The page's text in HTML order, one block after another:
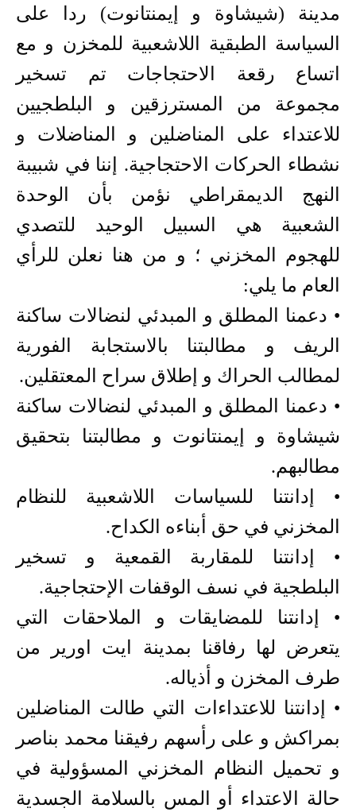
مدينة (شيشاوة و إيمنتانوت) ردا على
السياسة الطبقية اللاشعبية للمخزن و مع
اتساع رقعة الاحتجاجات تم تسخير
مجموعة من المسترزقين و البلطجيين
للاعتداء على المناضلين و المناضلات و
نشطاء الحركات الاحتجاجية. إننا في شبيبة
النهج الديمقراطي نؤمن بأن الوحدة
الشعبية هي السبيل الوحيد للتصدي
للهجوم المخزني ؛ و من هنا نعلن للرأي
العام ما يلي:
• دعمنا المطلق و المبدئي لنضالات ساكنة
الريف و مطالبتنا بالاستجابة الفورية
لمطالب الحراك و إطلاق سراح المعتقلين.
• دعمنا المطلق و المبدئي لنضالات ساكنة
شيشاوة و إيمنتانوت و مطالبتنا بتحقيق
مطالبهم.
• إدانتنا للسياسات اللاشعبية للنظام
المخزني في حق أبناءه الكداح.
• إدانتنا للمقاربة القمعية و تسخير
البلطجية في نسف الوقفات الإحتجاجية.
• إدانتنا للمضايقات و الملاحقات التي
يتعرض لها رفاقنا بمدينة ايت اورير من
طرف المخزن و أذياله.
• إدانتنا للاعتداءات التي طالت المناضلين
بمراكش و على رأسهم رفيقنا محمد بناصر
و تحميل النظام المخزني المسؤولية في
حالة الاعتداء أو المس بالسلامة الجسدية